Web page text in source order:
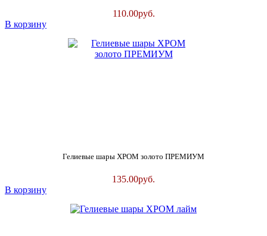
110.00руб.
В корзину
Гелиевые шары ХРОМ золото ПРЕМИУМ
135.00руб.
В корзину